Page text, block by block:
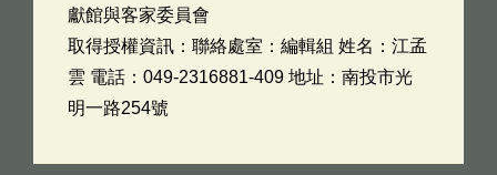
獻館與客家委員會
取得授權資訊：聯絡處室：編輯組 姓名：江孟
雲 電話：049-2316881-409 地址：南投市光
明一路254號